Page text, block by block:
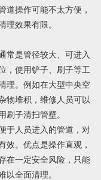
道操作可能不太方便，
理效果有限。
常是管径较大、可进入
，使用铲子、刷子等工
理。例如在大型中央空
物堆积，维修人员可以
刷子清扫管壁。
于人员进入的管道，对
效。优点是操作直观，
在一定安全风险，只能
以全面清理。